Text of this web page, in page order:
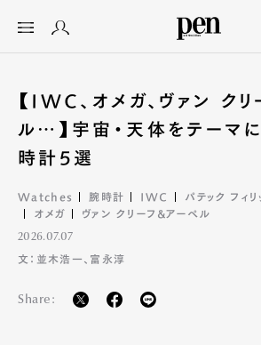
【IWC、オメガ、ヴァン ク
ル…】宇宙・天体をテーマ
時計5選
Watches 腕時計 IWC パテック フィリ
オメガ
ヴァン クリーフ&アーペル
2026.07.07
文：並木浩一、富永淳
Share: